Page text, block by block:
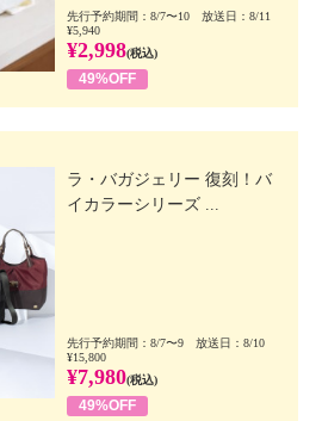
先行予約期間：8/7〜10 放送日：8/11
¥5,940
¥2,998(税込)
49%OFF
ラ・バガジェリー 復刻！バ
イカラーシリーズ ...
先行予約期間：8/7〜9 放送日：8/10
¥15,800
¥7,980(税込)
49%OFF